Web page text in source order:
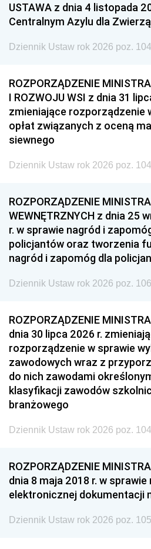
USTAWA z dnia 4 listopada
Centralnym Azylu dla
Dziennik Ustaw rok 2026 poz.
ROZPORZĄDZENIE
I ROZWOJU WSI z dnia 31
zmieniające rozporządzenie
opłat związanych z oceną
siewnego
Dziennik Ustaw rok 2026 poz.
ROZPORZĄDZENIE
WEWNĘTRZNYCH z dnia 25
r. w sprawie nagród i
policjantów oraz tworzenia
nagród i zapomóg dla
Dziennik Ustaw rok 2026 poz.
ROZPORZĄDZENIE
dnia 30 lipca 2026 r.
rozporządzenie w sprawie
zawodowych wraz z
do nich zawodami
klasyfikacji zawodów
branżowego
Dziennik Ustaw rok 2026 poz.
ROZPORZĄDZENIE
dnia 8 maja 2018 r. w
elektronicznej dokumentacji
Dziennik Ustaw rok 2026 poz.